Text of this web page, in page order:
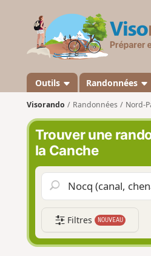
Outils Randonnées
Visorando Randonnées Nord-
Trouver une
la Canche
Filtres NOUVEAU